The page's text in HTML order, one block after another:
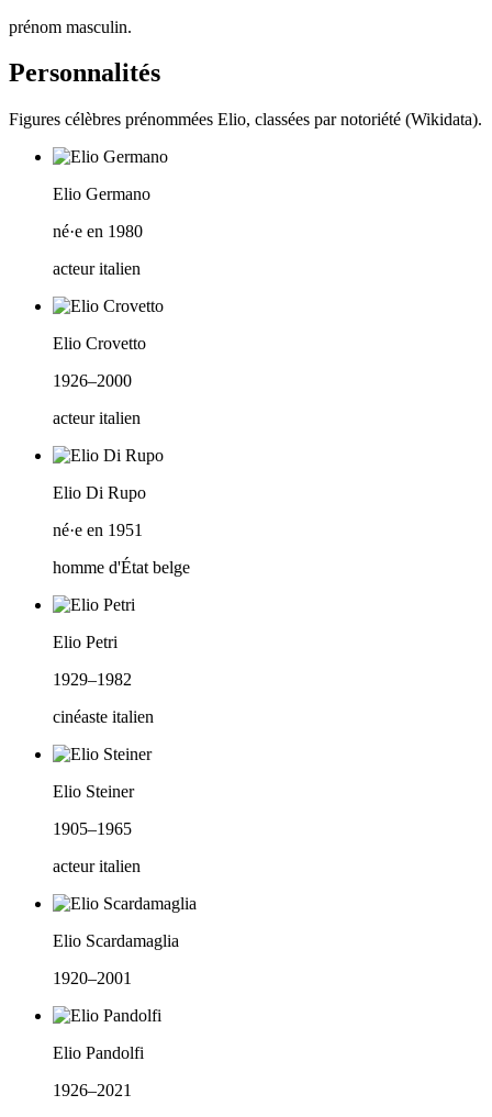
prénom masculin.
Personnalités
Figures célèbres prénommées Elio, classées par notoriété (Wikidata).
Elio Germano
né·e en 1980
acteur italien
Elio Crovetto
1926–2000
acteur italien
Elio Di Rupo
né·e en 1951
homme d'État belge
Elio Petri
1929–1982
cinéaste italien
Elio Steiner
1905–1965
acteur italien
Elio Scardamaglia
1920–2001
Elio Pandolfi
1926–2021